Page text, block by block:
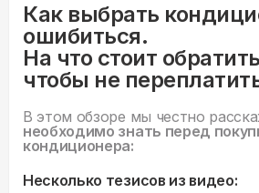
Как выбрать
ошибиться.
На что стоит
чтобы не
В этом обзоре мы честно
необходимо знать перед
кондиционера:
Несколько тезисов из видео: